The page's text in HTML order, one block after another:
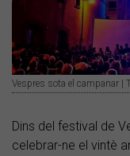
Vespres sota el campanar |
Dins del festival de
celebrar-ne el vintè